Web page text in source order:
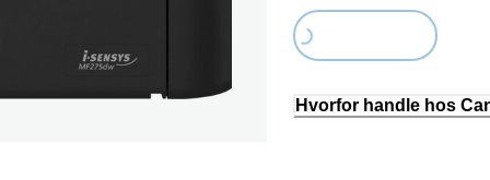
Loading...
Hvorfor handle hos